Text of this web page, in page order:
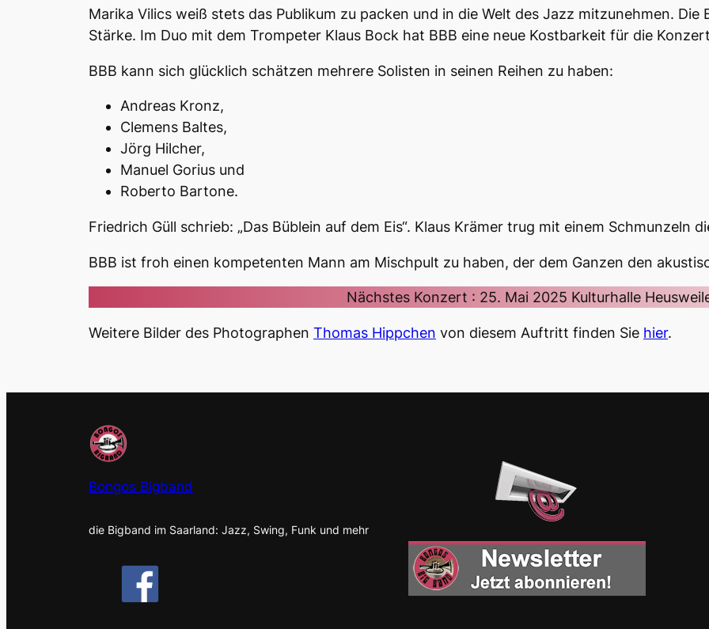
Marika Vilics weiß stets das Publikum zu packen und in die Welt des Jazz mitzunehmen.
Stärke. Im Duo mit dem Trompeter Klaus Bock hat BBB eine neue Kostbarkeit für die
BBB kann sich glücklich schätzen mehrere Solisten in seinen Reihen zu haben:
Andreas Kronz,
Clemens Baltes,
Jörg Hilcher,
Manuel Gorius und
Roberto Bartone.
Friedrich Güll schrieb: „Das Büblein auf dem Eis“. Klaus Krämer trug mit einem Schmunzeln
BBB ist froh einen kompetenten Mann am Mischpult zu haben, der dem Ganzen den
Nächstes Konzert : 25. Mai 2025 Kulturhalle
Weitere Bilder des Photographen Thomas Hippchen von diesem Auftritt finden Sie hier.
Bongos Bigband
die Bigband im Saarland: Jazz, Swing, Funk und mehr